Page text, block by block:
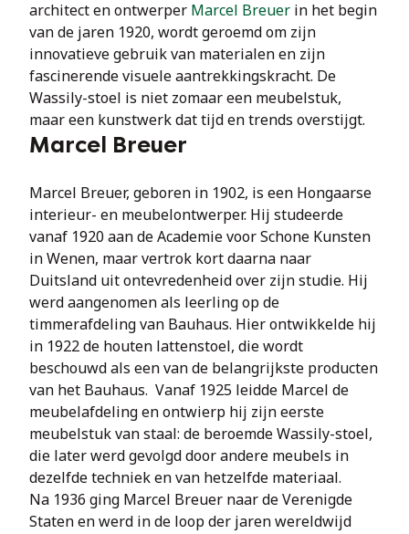
architect en ontwerper Marcel Breuer in het begin
van de jaren 1920, wordt geroemd om zijn
innovatieve gebruik van materialen en zijn
fascinerende visuele aantrekkingskracht. De
Wassily-stoel is niet zomaar een meubelstuk,
maar een kunstwerk dat tijd en trends overstijgt.
Marcel Breuer
Marcel Breuer, geboren in 1902, is een Hongaarse
interieur- en meubelontwerper. Hij studeerde
vanaf 1920 aan de Academie voor Schone Kunsten
in Wenen, maar vertrok kort daarna naar
Duitsland uit ontevredenheid over zijn studie. Hij
werd aangenomen als leerling op de
timmerafdeling van Bauhaus. Hier ontwikkelde hij
in 1922 de houten lattenstoel, die wordt
beschouwd als een van de belangrijkste producten
van het Bauhaus.  Vanaf 1925 leidde Marcel de
meubelafdeling en ontwierp hij zijn eerste
meubelstuk van staal: de beroemde Wassily-stoel,
die later werd gevolgd door andere meubels in
dezelfde techniek en van hetzelfde materiaal.
Na 1936 ging Marcel Breuer naar de Verenigde
Staten en werd in de loop der jaren wereldwijd